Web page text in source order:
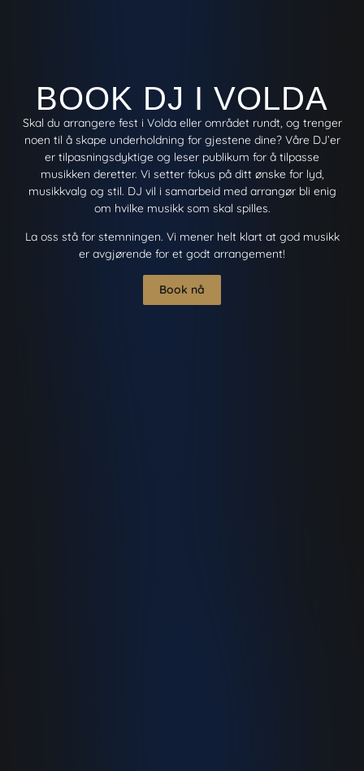
BOOK DJ I VOLDA
Skal du arrangere fest i Volda eller området rundt, og trenger
noen til å skape underholdning for gjestene dine? Våre DJ’er
er tilpasningsdyktige og leser publikum for å tilpasse
musikken deretter. Vi setter fokus på ditt ønske for lyd,
musikkvalg og stil. DJ vil i samarbeid med arrangør bli enig
om hvilke musikk som skal spilles.
La oss stå for stemningen. Vi mener helt klart at god musikk
er avgjørende for et godt arrangement!
Book nå